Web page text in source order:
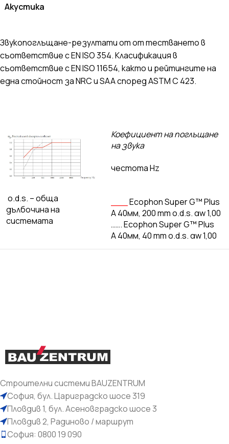
Акустика
Звукопоглъщане-резултати от от тестването в
съответствие с EN ISO 354. Класификация в
съответствие с EN ISO 11654, както и рейтингите на
една стойност за NRC и SAA според ASTM C 423.
o.d.s. – обща
дълбочина на
системата
Коефициент на поглъщане
на звука
честота Hz
Ecophon Super G™ Plus
A 40мм, 200 mm o.d.s. αw 1,00
……. Ecophon Super G™ Plus
A 40мм, 40 mm o.d.s. αw 1,00
Строителни системи BAUZENTRUM
София, бул. Цариградско шосе 319
Пловдив 1, бул. Асеновградско шосе 3
Пловдив 2, Радиново / маршрут
София: 0800 19 090